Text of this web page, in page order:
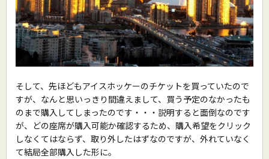
そして、先ほどもアイスホッケーのチケットを買っていたので
すが、なんと思いっきり間違えまして、買う予定のなかったも
のまで購入してしまったのです・・・説明すると面倒なのです
が、どの座席が購入可能か確認するため、購入希望をクリック
しなくてはならず、取り外したはずなのですが、外れていなく
て結局全部購入した形に。